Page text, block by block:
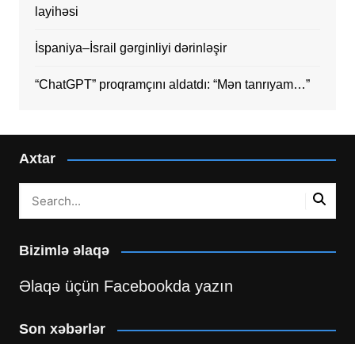
layihəsi
İspaniya–İsrail gərginliyi dərinləşir
“ChatGPT” proqramçını aldatdı: “Mən tanrıyam…”
Axtar
Bizimlə əlaqə
Əlaqə üçün Facebookda yazın
Son xəbərlər